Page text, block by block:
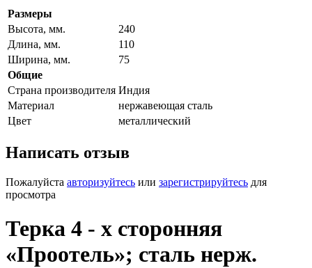
Размеры
Высота, мм.
240
Длина, мм.
110
Ширина, мм.
75
Общие
Страна производителя Индия
Материал
нержавеющая сталь
Цвет
металлический
Написать отзыв
Пожалуйста авторизуйтесь или зарегистрируйтесь для
просмотра
Терка 4 - х сторонняя
«Проотель»; сталь нерж.